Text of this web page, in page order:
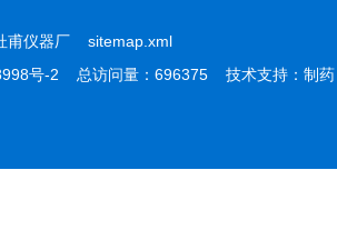
甫仪器厂 sitemap.xml
号-2 总访问量：696375 技术支持： 制药